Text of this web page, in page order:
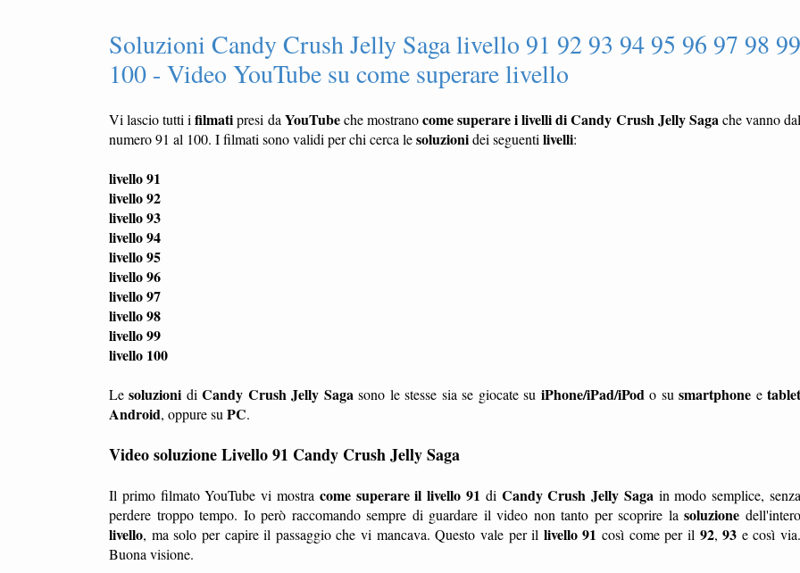
Soluzioni Candy Crush Jelly Saga livello 91 92 93 94 95 96 97 98 99
100 - Video YouTube su come superare livello
Vi lascio tutti ifilmatipresi da YouTubeche mostranocome superare i livelli di Candy Crush Jelly Saga che vanno
numero 91 al 100. I filmati sono validi per chi cerca lesoluzionidei seguenti livelli:
livello 91
livello 92
livello 93
livello 94
livello 95
livello 96
livello 97
livello 98
livello 99
livello 100
Lesoluzioni diCandy Crush Jelly Saga sono le stesse sia se giocate su iPhone/iPad/iPod o susmartphone e
Android, oppure su PC.
Video soluzione Livello 91 Candy Crush Jelly Saga
Il primo filmato YouTube vi mostra come superare il livello 91 di Candy Crush Jelly Saga in modo semplice,
perdere troppo tempo. Io però raccomando sempre di guardare il video non tanto per scoprire lasoluzione
livello, ma solo per capire il passaggio che vi mancava. Questo vale per il livello 91 così come per il 92,93 e così via.
Buona visione.